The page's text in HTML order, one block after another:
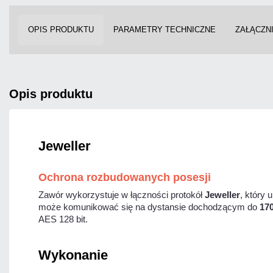
OPIS PRODUKTU PARAMETRY TECHNICZNE
opis produktu
Jeweller
Ochrona rozbudowanych posesji
Zawór wykorzystuje w łączności protokółJeweller, który
może komunikować się na dystansie dochodzącym do
AES 128 bit.
Wykonanie